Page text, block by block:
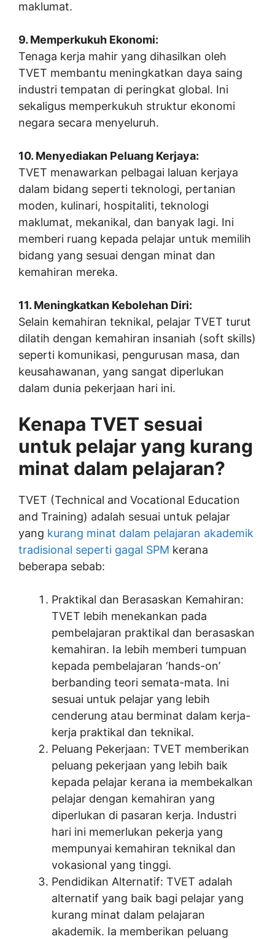
maklumat.
9. Memperkukuh Ekonomi:
Tenaga kerja mahir yang dihasilkan oleh
TVET membantu meningkatkan daya saing
industri tempatan di peringkat global. Ini
sekaligus memperkukuh struktur ekonomi
negara secara menyeluruh.
10. Menyediakan Peluang Kerjaya:
TVET menawarkan pelbagai laluan kerjaya
dalam bidang seperti teknologi, pertanian
moden, kulinari, hospitaliti, teknologi
maklumat, mekanikal, dan banyak lagi. Ini
memberi ruang kepada pelajar untuk memilih
bidang yang sesuai dengan minat dan
kemahiran mereka.
11. Meningkatkan Kebolehan Diri:
Selain kemahiran teknikal, pelajar TVET turut
dilatih dengan kemahiran insaniah (soft skills)
seperti komunikasi, pengurusan masa, dan
keusahawanan, yang sangat diperlukan
dalam dunia pekerjaan hari ini.
Kenapa TVET sesuai
untuk pelajar yang kurang
minat dalam pelajaran?
TVET (Technical and Vocational Education
and Training) adalah sesuai untuk pelajar
yang kurang minat dalam pelajaran akademik
tradisional seperti gagal SPM kerana
beberapa sebab:
Praktikal dan Berasaskan Kemahiran:
TVET lebih menekankan pada
pembelajaran praktikal dan berasaskan
kemahiran. Ia lebih memberi tumpuan
kepada pembelajaran ‘hands-on’
berbanding teori semata-mata. Ini
sesuai untuk pelajar yang lebih
cenderung atau berminat dalam kerja-
kerja praktikal dan teknikal.
Peluang Pekerjaan: TVET memberikan
peluang pekerjaan yang lebih baik
kepada pelajar kerana ia membekalkan
pelajar dengan kemahiran yang
diperlukan di pasaran kerja. Industri
hari ini memerlukan pekerja yang
mempunyai kemahiran teknikal dan
vokasional yang tinggi.
Pendidikan Alternatif: TVET adalah
alternatif yang baik bagi pelajar yang
kurang minat dalam pelajaran
akademik. Ia memberikan peluang